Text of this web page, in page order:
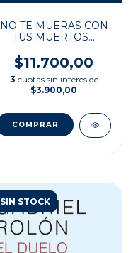
NO TE MUERAS CON
TUS MUERTOS...
$11.700,00
3 cuotas sin interés de
$3.900,00
SIN STOCK